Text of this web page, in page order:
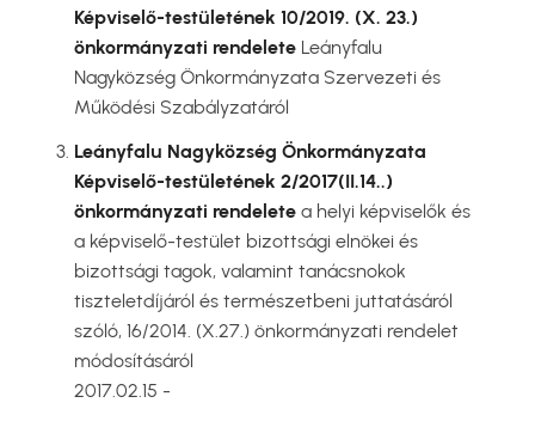
Képviselő-testületének 10/2019. (X. 23.)
önkormányzati rendelete Leányfalu
Nagyközség Önkormányzata Szervezeti és
Működési Szabályzatáról
Leányfalu Nagyközség Önkormányzata
Képviselő-testületének 2/2017(II.14..)
önkormányzati rendelete a helyi képviselők és
a képviselő-testület bizottsági elnökei és
bizottsági tagok, valamint tanácsnokok
tiszteletdíjáról és természetbeni juttatásáról
szóló, 16/2014. (X.27.) önkormányzati rendelet
módosításáról
2017.02.15 -